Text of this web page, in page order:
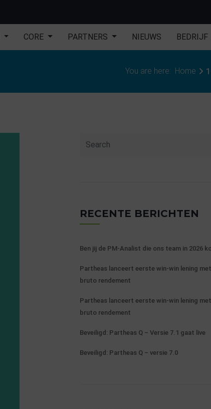
CORE PARTNERS NIEUWS BEDRIJF
You are here: Home
RECENTE BERICHTEN
Ben jij de PM-Analist die ons team in 2026
Partheas lanceert eerste win-win lening
bruto rendement
Partheas lanceert eerste win-win lening
bruto rendement
Beveiligd: Partheas Q – Versie 7.1 gaat live
Beveiligd: Partheas Q – versie 7.0